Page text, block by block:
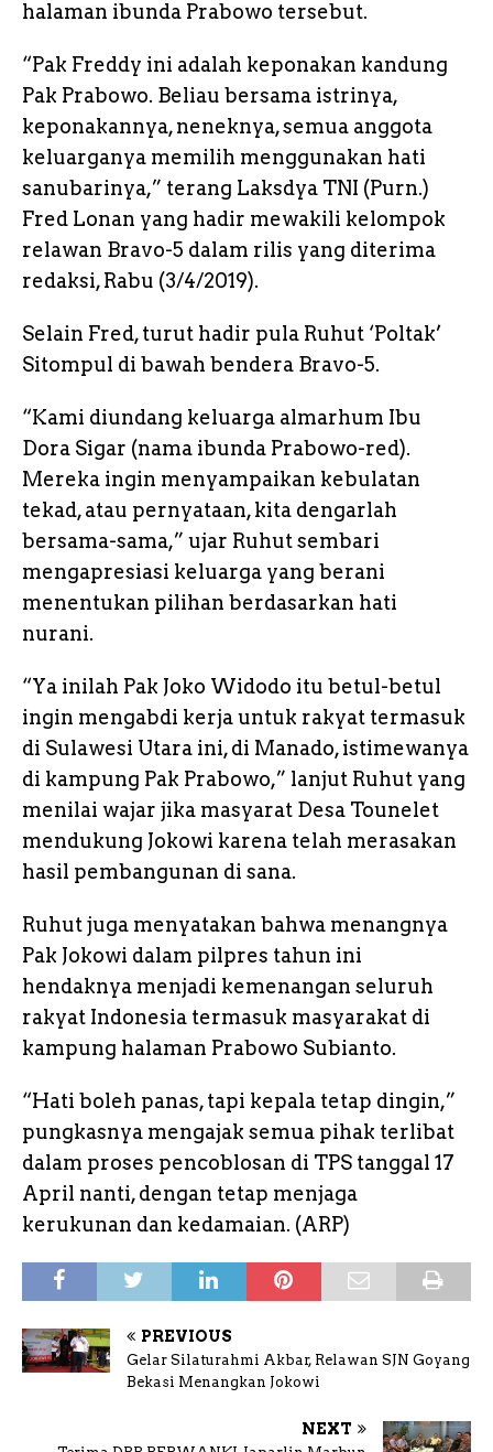
halaman ibunda Prabowo tersebut.
“Pak Freddy ini adalah keponakan kandung
Pak Prabowo. Beliau bersama istrinya,
keponakannya, neneknya, semua anggota
keluarganya memilih menggunakan hati
sanubarinya,” terang Laksdya TNI (Purn.)
Fred Lonan yang hadir mewakili kelompok
relawan Bravo-5 dalam rilis yang diterima
redaksi, Rabu (3/4/2019).
Selain Fred, turut hadir pula Ruhut ‘Poltak’
Sitompul di bawah bendera Bravo-5.
“Kami diundang keluarga almarhum Ibu
Dora Sigar (nama ibunda Prabowo-red).
Mereka ingin menyampaikan kebulatan
tekad, atau pernyataan, kita dengarlah
bersama-sama,” ujar Ruhut sembari
mengapresiasi keluarga yang berani
menentukan pilihan berdasarkan hati
nurani.
“Ya inilah Pak Joko Widodo itu betul-betul
ingin mengabdi kerja untuk rakyat termasuk
di Sulawesi Utara ini, di Manado, istimewanya
di kampung Pak Prabowo,” lanjut Ruhut yang
menilai wajar jika masyarat Desa Tounelet
mendukung Jokowi karena telah merasakan
hasil pembangunan di sana.
Ruhut juga menyatakan bahwa menangnya
Pak Jokowi dalam pilpres tahun ini
hendaknya menjadi kemenangan seluruh
rakyat Indonesia termasuk masyarakat di
kampung halaman Prabowo Subianto.
“Hati boleh panas, tapi kepala tetap dingin,”
pungkasnya mengajak semua pihak terlibat
dalam proses pencoblosan di TPS tanggal 17
April nanti, dengan tetap menjaga
kerukunan dan kedamaian. (ARP)
PREVIOUS
Gelar Silaturahmi Akbar, Relawan SJN Goyang
Bekasi Menangkan Jokowi
NEXT